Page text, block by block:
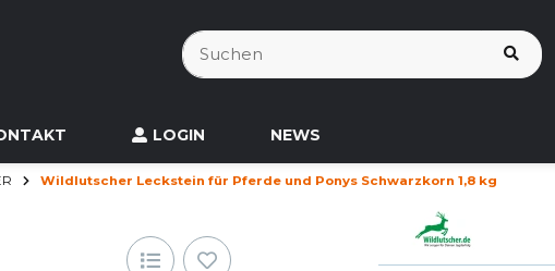
LOGIN NEWS
Wildlutscher Leckstein für Pferde und Ponys Schwarzkorn 1,8 kg